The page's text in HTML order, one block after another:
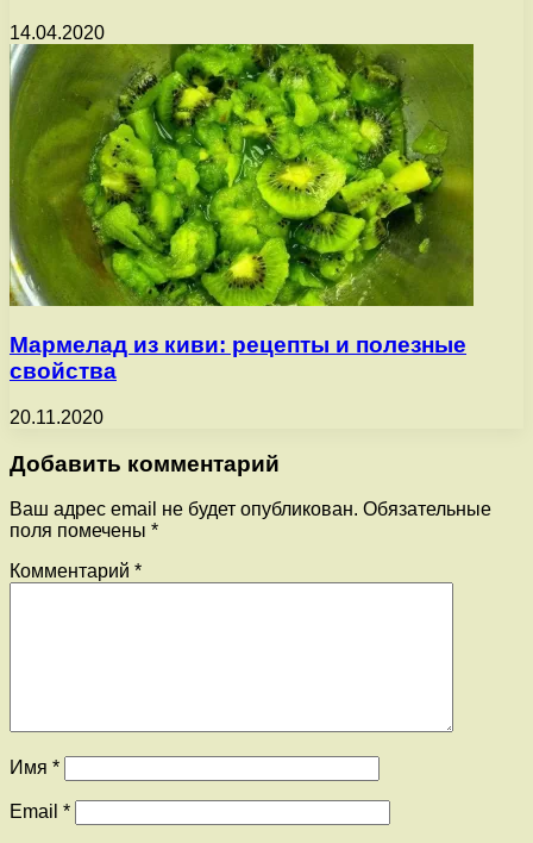
14.04.2020
Мармелад из киви: рецепты и полезные
свойства
20.11.2020
Добавить комментарий
Ваш адрес email не будет опубликован. Обязательные
поля помечены *
Комментарий *
Имя *
Email *